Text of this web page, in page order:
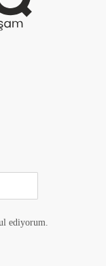
ediyorum.